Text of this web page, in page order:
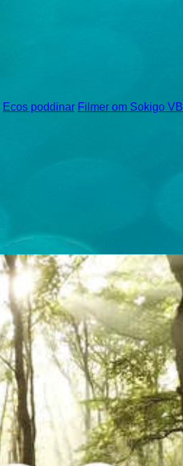
Ecos poddinar Filmer om Sokigo VB